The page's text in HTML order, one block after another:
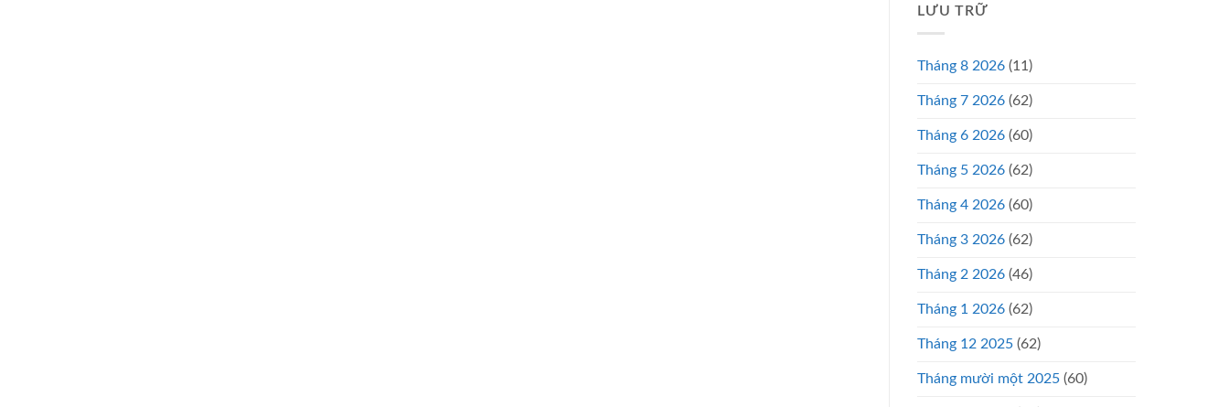
LƯU TRỮ
Tháng 8 2026 (11)
Tháng 7 2026 (62)
Tháng 6 2026 (60)
Tháng 5 2026 (62)
Tháng 4 2026 (60)
Tháng 3 2026 (62)
Tháng 2 2026 (46)
Tháng 1 2026 (62)
Tháng 12 2025 (62)
Tháng mười một 2025 (60)